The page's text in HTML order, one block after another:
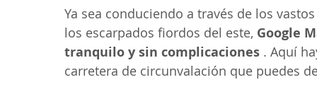
Ya sea conduciendo a través de los
los escarpados fiordos del este, Google
tranquilo y sin complicaciones . Aquí
carretera de circunvalación que puedes